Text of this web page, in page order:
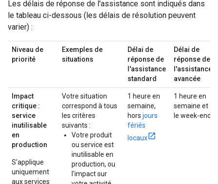
Les délais de réponse de l'assistance sont indiqués dans
le tableau ci-dessous (les délais de résolution peuvent
varier) :
Niveau de
priorité
Exemples de
situations
Délai de
réponse de
l'assistance
standard
Délai de
réponse de
l'assistance
avancée
Impact
critique :
service
inutilisable
en
production
S'applique
uniquement
aux services
Votre situation
correspond à tous
les critères
suivants :
Votre produit
ou service est
inutilisable en
production, ou
l'impact sur
1 heure en
semaine,
hors jours
fériés
locaux
1 heure en
semaine et
le week-end